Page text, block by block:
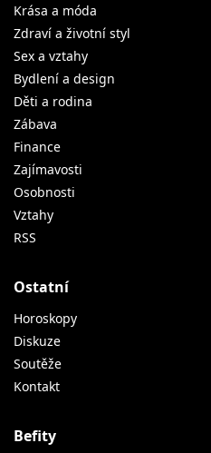
Krása a móda
Zdraví a životní styl
Sex a vztahy
Bydlení a design
Děti a rodina
Zábava
Finance
Zajímavosti
Osobnosti
Vztahy
RSS
Ostatní
Horoskopy
Diskuze
Soutěže
Kontakt
Befity